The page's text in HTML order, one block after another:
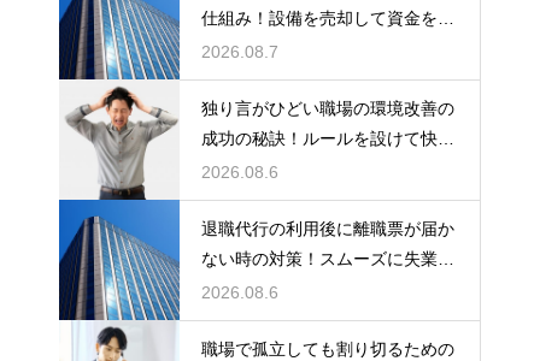
仕組み！設備を売却して資金を得
る方法
2026.08.7
独り言がひどい職場の環境改善の
成功の秘訣！ルールを設けて快適
な空間を作る
2026.08.6
退職代行の利用後に離職票が届か
ない時の対策！スムーズに失業保
険をもらう
2026.08.6
職場で孤立しても割り切るための